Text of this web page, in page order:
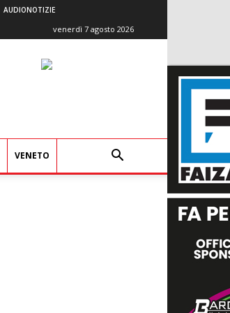
AUDIONOTIZIE
venerdì 7 agosto 2026
VENETO